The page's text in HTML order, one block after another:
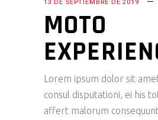
13 DE SEPTIEMBRE DE 2019
MOTO
Lorem ipsum dolor sit
consul disputationi, ei his
affert malorum